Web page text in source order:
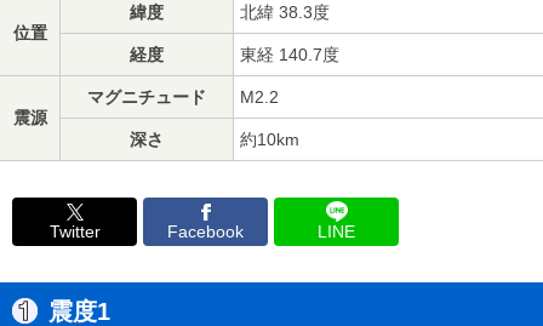
位置
緯度 北緯 38.3度
経度 東経 140.7度
震源
マグニチュード M2.2
深さ 約10km
Twitter Facebook LINE
震度1